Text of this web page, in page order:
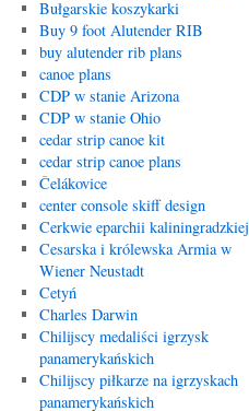
Bułgarskie koszykarki
Buy 9 foot Alutender RIB
buy alutender rib plans
canoe plans
CDP w stanie Arizona
CDP w stanie Ohio
cedar strip canoe kit
cedar strip canoe plans
Čelákovice
center console skiff design
Cerkwie eparchii kaliningradzkiej
Cesarska i królewska Armia w
Wiener Neustadt
Cetyń
Charles Darwin
Chilijscy medaliści igrzysk
panamerykańskich
Chilijscy piłkarze na igrzyskach
panamerykańskich